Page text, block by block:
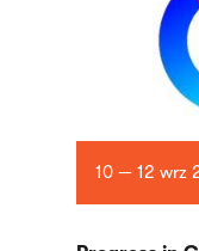
10 — 12 wrz